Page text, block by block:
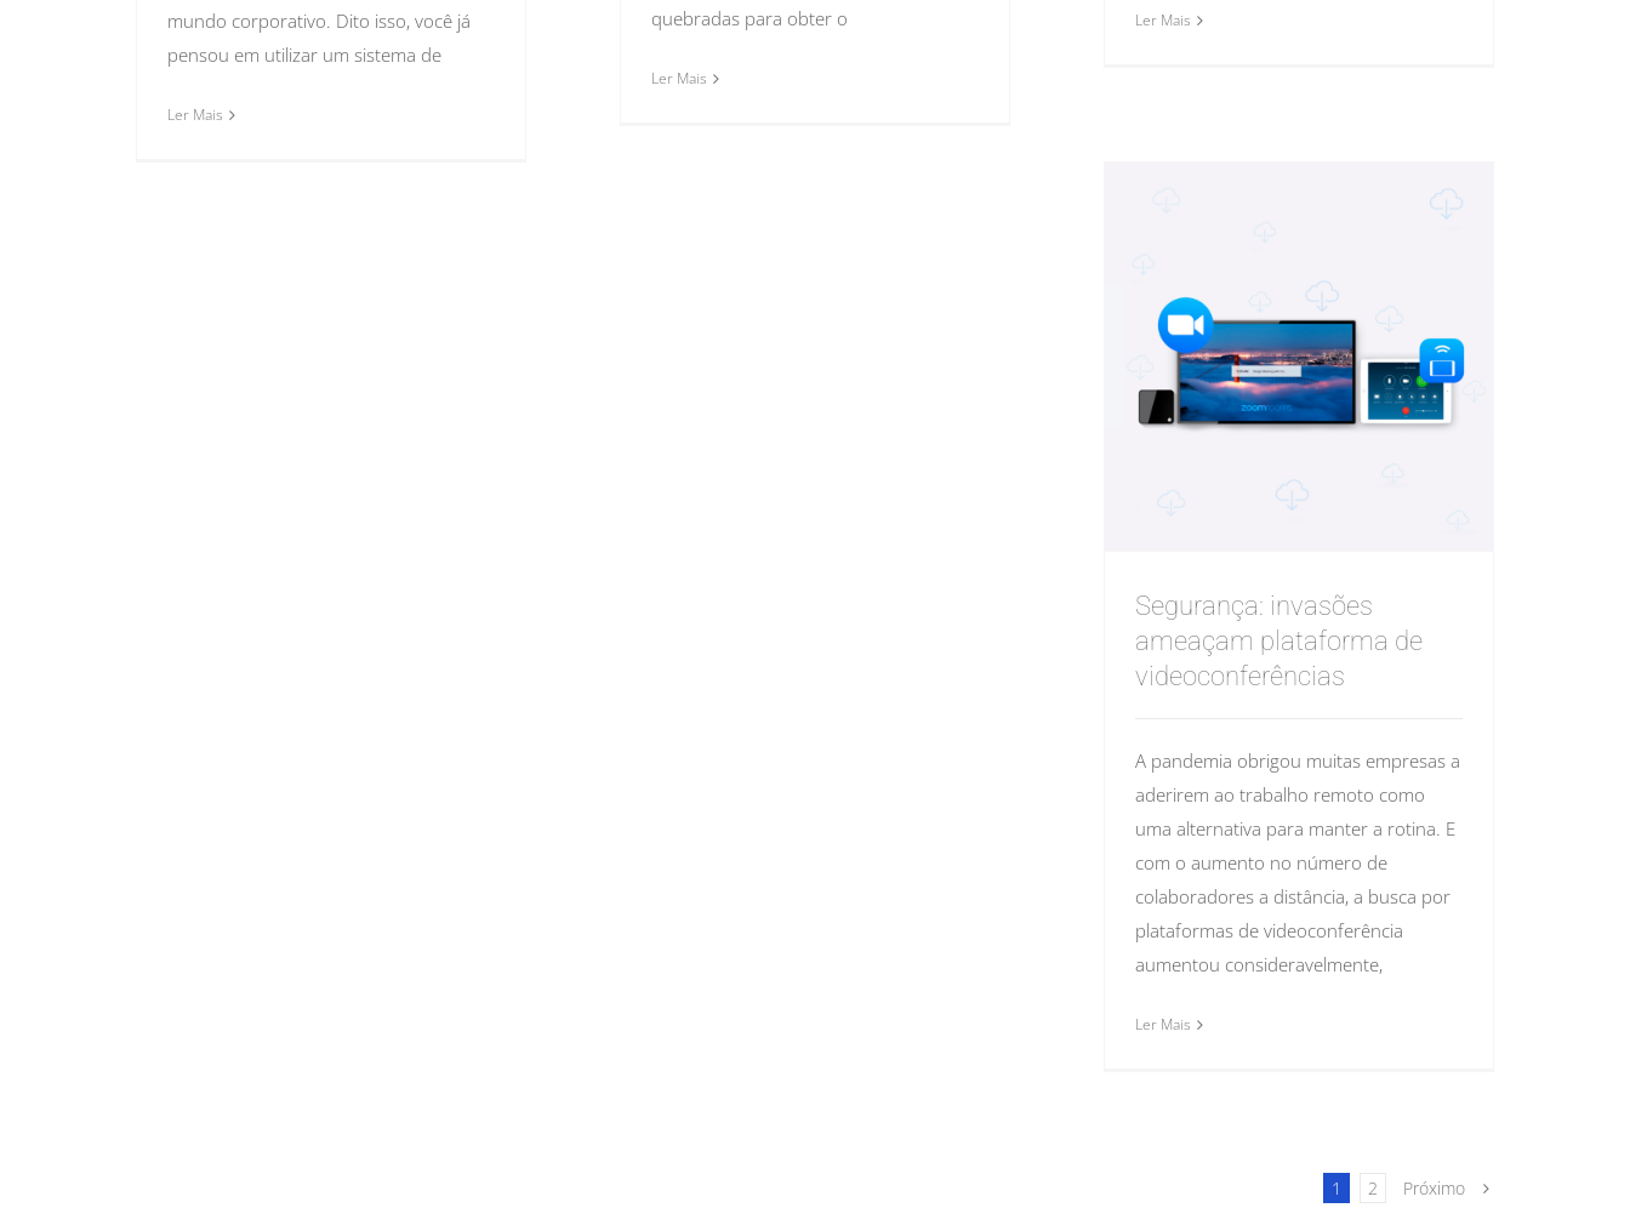
quebradas para obter o
Ler Mais
mundo corporativo. Dito isso, você já
pensou em utilizar um sistema de
Ler Mais
Ler Mais
Segurança: invasões
ameaçam plataforma de
videoconferências
A pandemia obrigou muitas empresas a
aderirem ao trabalho remoto como
uma alternativa para manter a rotina. E
com o aumento no número de
colaboradores a distância, a busca por
plataformas de videoconferência
aumentou consideravelmente,
Ler Mais
1 2 Próximo